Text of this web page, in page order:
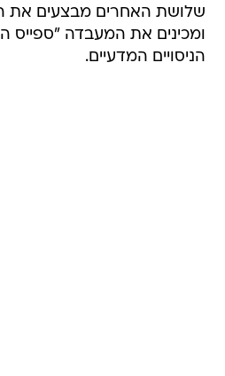
שלושת האחרים מבצעים את
ומכינים את המעבדה
הניסויים המדעיים.